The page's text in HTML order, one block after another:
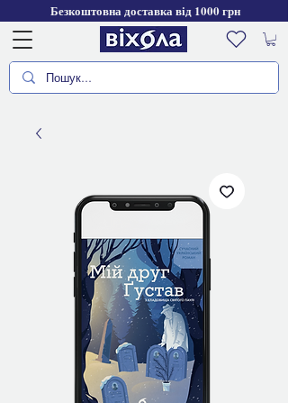
Безкоштовна доставка від 1000 грн